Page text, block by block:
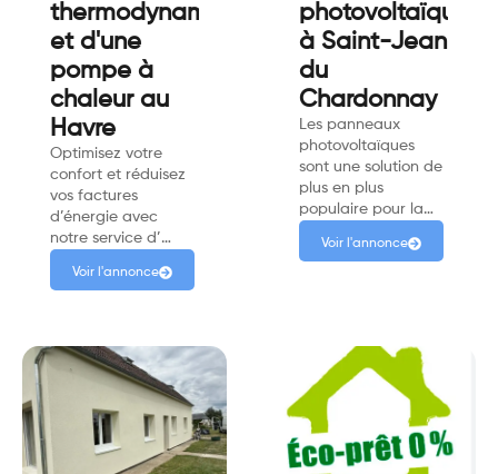
thermodynamique
et d'une
pompe à
chaleur au
Havre
Optimisez votre
confort et réduisez
vos factures
d’énergie avec
notre service d’…
Voir l'annonce
photovoltaïques
à Saint-Jean
du
Chardonnay
Les panneaux
photovoltaïques
sont une solution de
plus en plus
populaire pour la…
Voir l'annonce